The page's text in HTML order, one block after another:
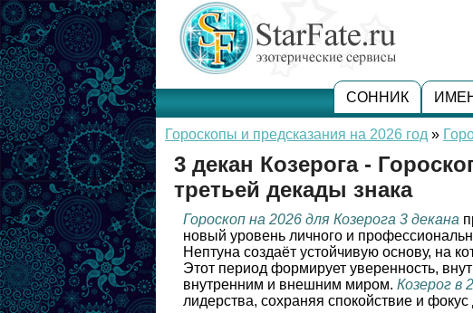
СОННИК
Гороскопы и предсказания на 2026 год »
3 декан Козерога -
третьей декады знака
Гороскоп на 2026 для Козерога 3 декана
новый уровень личного и
Нептуна создаёт устойчивую основу, на
Этот период формирует уверенность,
внутренним и внешним миром. Козерог в
лидерства, сохраняя спокойствие и